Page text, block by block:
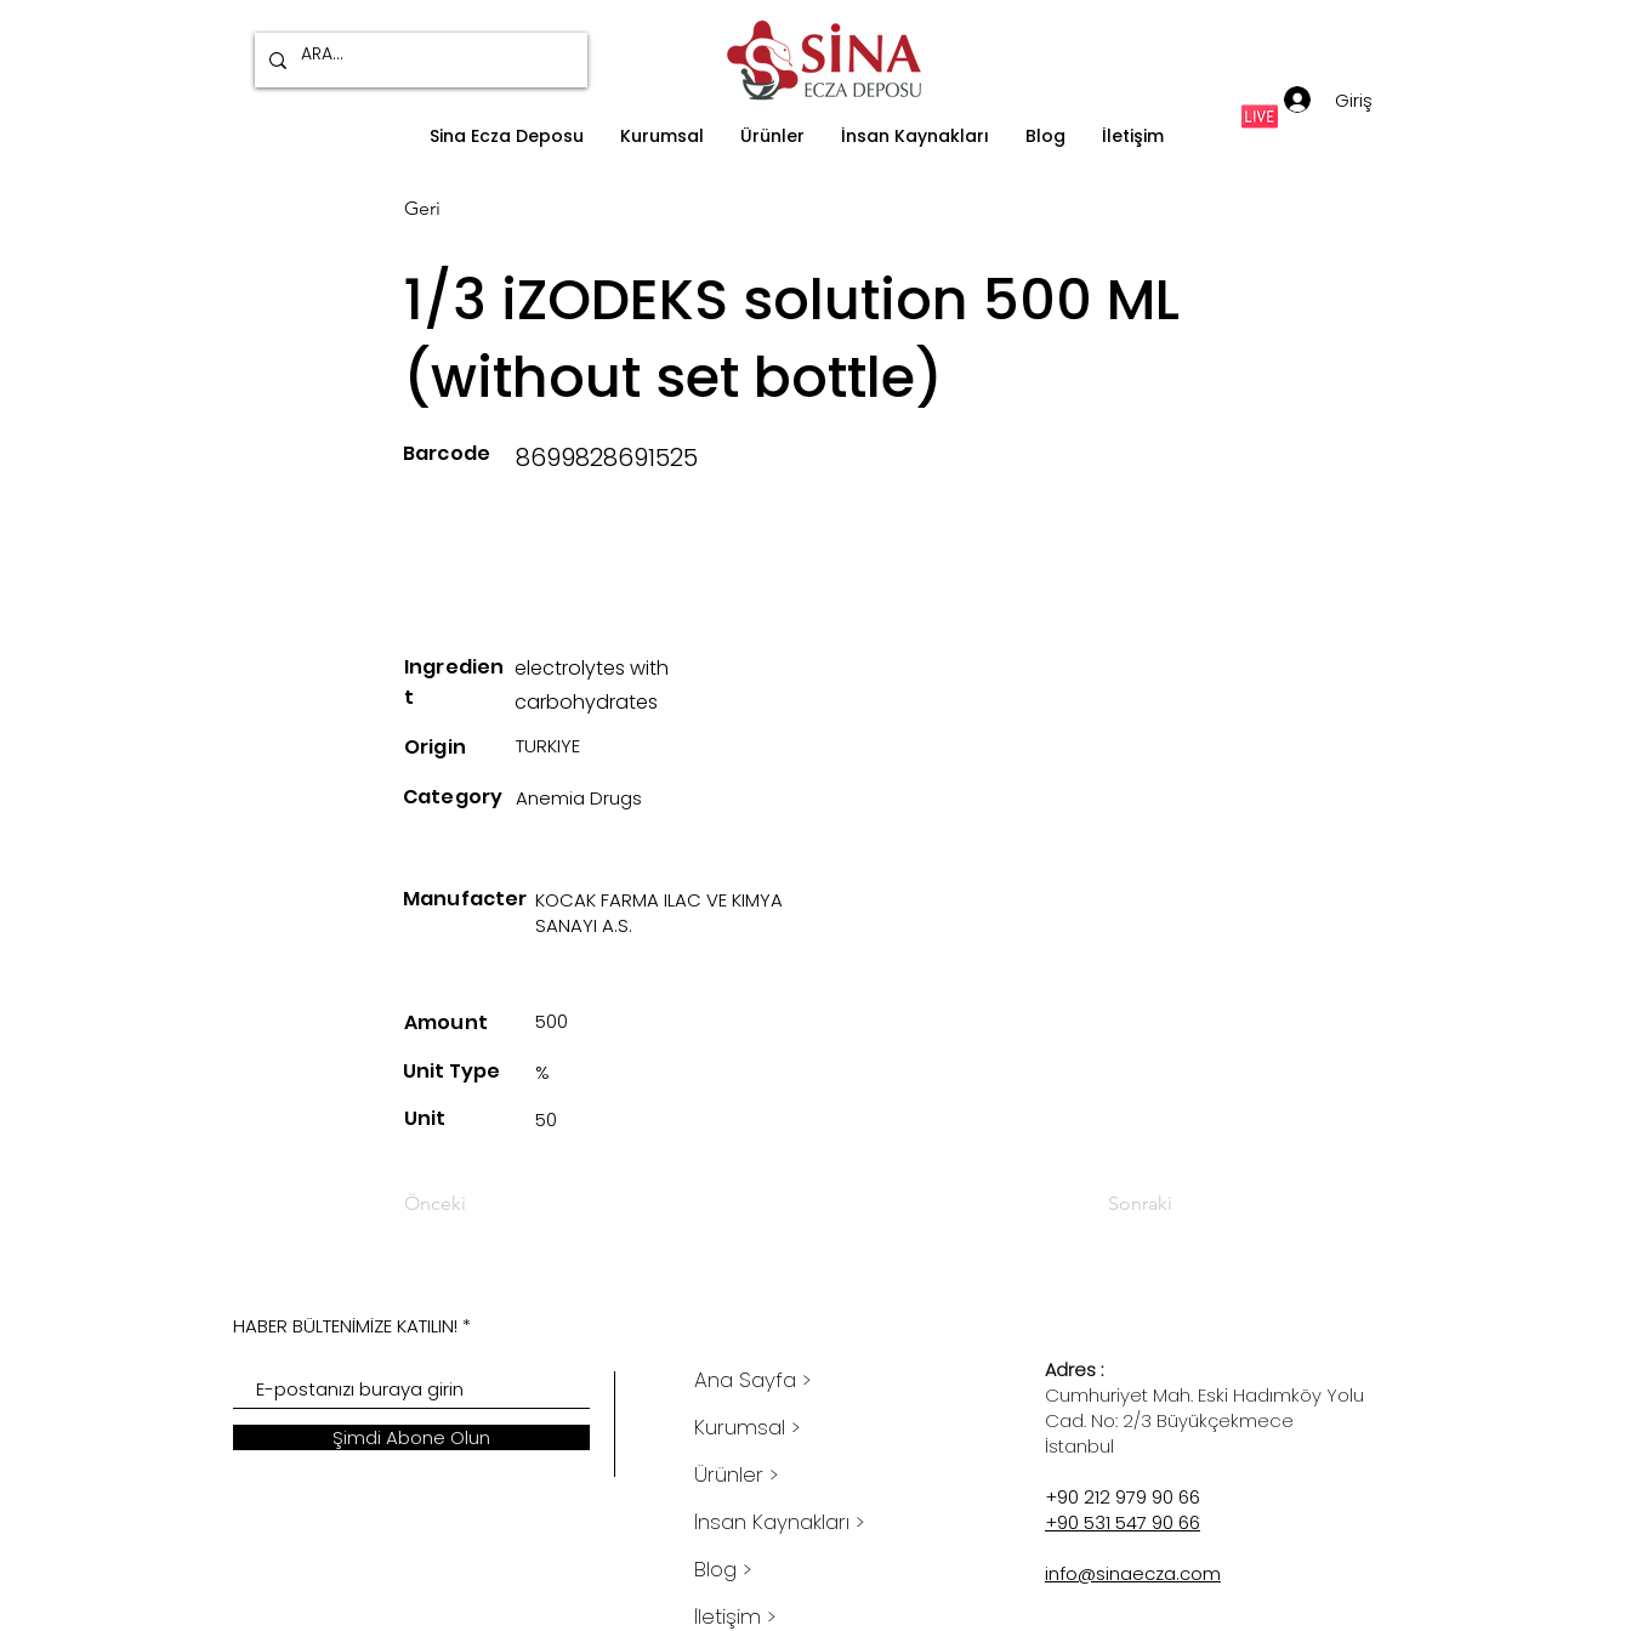
Giriş
Sina Ecza Deposu Kurumsal Ürünler İnsan Kaynakları Blog İletişim
Geri
1/3 iZODEKS solution 500 ML
(without set bottle)
Barcode 8699828691525
Ingredien
t
electrolytes with
carbohydrates
Origin
TURKIYE
Category Anemia Drugs
Manufacter KOCAK FARMA ILAC VE KIMYA
SANAYI A.S.
Amount 500
Unit Type
Unit
%
50
Önceki Sonraki
HABER BÜLTENİMİZE KATILIN!
Şimdi Abone Olun
Ana Sayfa >
Kurumsal >
Ürünler >
İnsan Kaynakları >
Blog >
İletişim >
Adres :
Cumhuriyet Mah. Eski Hadımköy Yolu
Cad. No: 2/3 Büyükçekmece
İstanbul
+90 212 979 90 66
+90 531 547 90 66
info@sinaecza.com